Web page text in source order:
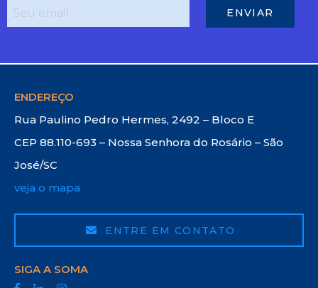
ENDEREÇO
Rua Paulino Pedro Hermes, 2492 – Bloco E
CEP 88.110-693 – Nossa Senhora do Rosário – São
José/SC
veja o mapa
ENTRE EM CONTATO
SIGA A SOMA